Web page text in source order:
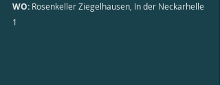
WO: Rosenkeller Ziegelhausen, In der Neckarhelle
1